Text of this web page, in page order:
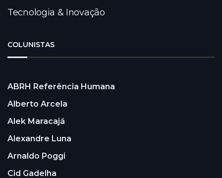
Tecnologia & Inovação
COLUNISTAS
ABRH Referência Humana
Alberto Arcela
Alek Maracajá
Alexandre Luna
Arnaldo Poggi
Cid Gadelha